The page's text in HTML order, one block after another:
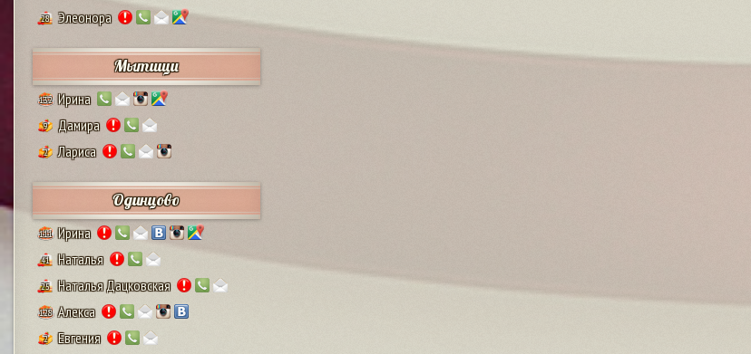
28 Элеонора
Мытищи
132 Ирина
9 Дамира
2 Лариса
Одинцово
111 Ирина
41 Наталья
25 Наталья Дацковская
128 Алекса
2 Евгения